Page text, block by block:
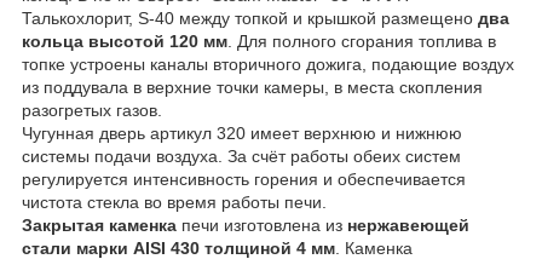
Талькохлорит, S-40 между топкой и крышкой размещено два
кольца высотой 120 мм . Для полного сгорания топлива в
топке устроены каналы вторичного дожига, подающие воздух
из поддувала в верхние точки камеры, в места скопления
разогретых газов.
Чугунная дверь артикул 320 имеет верхнюю и нижнюю
системы подачи воздуха. За счёт работы обеих систем
регулируется интенсивность горения и обеспечивается
чистота стекла во время работы печи.
Закрытая каменка печи изготовлена из нержавеющей
стали марки AISI 430 толщиной 4 мм . Каменка